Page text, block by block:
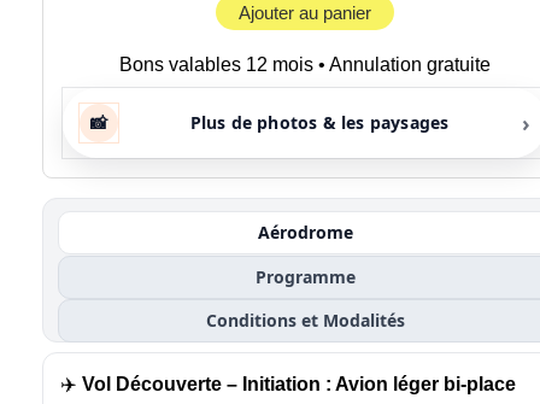
Ajouter au panier
Bons valables 12 mois • Annulation gratuite
📸 Plus de photos & les paysages ›
Aérodrome
Programme
Conditions et Modalités
✈️ Vol Découverte – Initiation : Avion léger bi-place